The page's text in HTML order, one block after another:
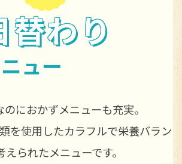
替わり
ュー
におかずメニューも充実。
を使用したカラフルで栄養バラン
えられたメニューです。